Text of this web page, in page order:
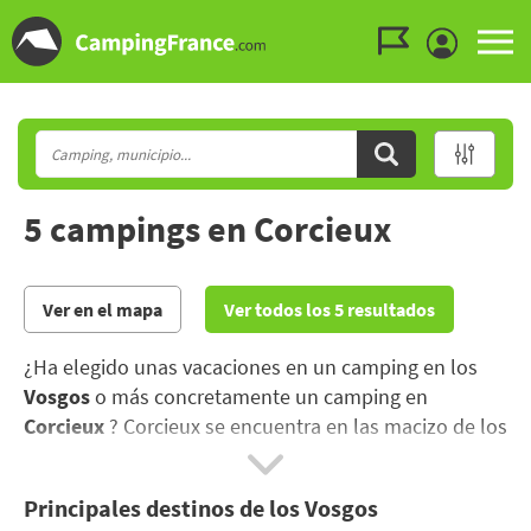
5 campings en Corcieux
Ver en el mapa Ver todos los 5 resultados
¿Ha elegido unas vacaciones en un camping en los
Vosgoso más concretamente un camping en
Corcieux ? Corcieux se encuentra en las macizo de los
Vosgos, donde confluyen amplios espacios abiertos y
Principales destinos de los Vosgos